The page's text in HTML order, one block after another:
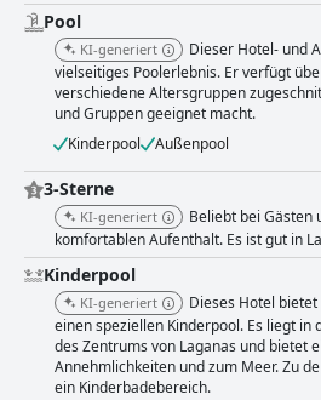
Pool
KI-generiert
Dieser Hotel- und
vielseitiges Poolerlebnis. Er verfügt
verschiedene Altersgruppen
und Gruppen geeignet macht.
Kinderpool
Außenpool
3-Sterne
KI-generiert
Beliebt bei Gästen
komfortablen Aufenthalt. Es ist gut in
Kinderpool
KI-generiert
Dieses Hotel
einen speziellen Kinderpool. Es liegt in
des Zentrums von Laganas und bietet
Annehmlichkeiten und zum Meer. Zu
ein Kinderbadebereich.